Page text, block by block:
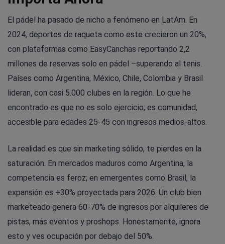
El pádel ha pasado de nicho a fenómeno en LatAm. En
2024, deportes de raqueta como este crecieron un 20%,
con plataformas como EasyCanchas reportando 2,2
millones de reservas solo en pádel –superando al tenis.
Países como Argentina, México, Chile, Colombia y Brasil
lideran, con casi 5.000 clubes en la región. Lo que he
encontrado es que no es solo ejercicio; es comunidad,
accesible para edades 25-45 con ingresos medios-altos.
La realidad es que sin marketing sólido, te pierdes en la
saturación. En mercados maduros como Argentina, la
competencia es feroz; en emergentes como Brasil, la
expansión es +30% proyectada para 2026. Un club bien
marketeado genera 60-70% de ingresos por alquileres de
pistas, más eventos y proshops. Honestamente, ignora
esto y ves ocupación por debajo del 50%.